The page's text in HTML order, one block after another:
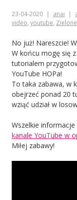
23-04-2020 anai
video, youtube,
No już! Nareszcie!
W końcu mogę się
tutorialem
YouTube HOPa!
To taka zabawa, w
obejrzeć ponad 20
wziąć udział w
Wszelkie
kanale YouTube w
Miłej zabawy!